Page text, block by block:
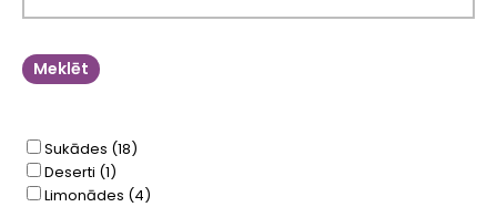
Sukādes (18)
Deserti (1)
Limonādes (4)